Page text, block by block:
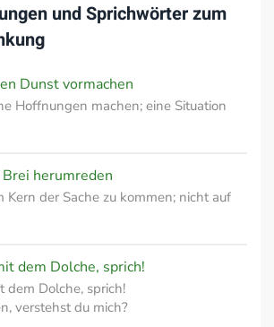
und Sprichwörter zum
Dunst vormachen
Hoffnungen machen; eine Situation
herumreden
Kern der Sache zu kommen; nicht auf
dem Dolche, sprich!
Dolche, sprich!
verstehst du mich?